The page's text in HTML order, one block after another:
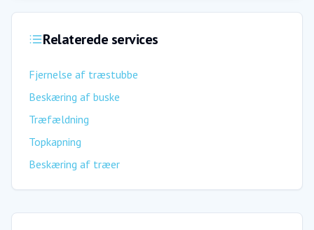
Relaterede services
Fjernelse af træstubbe
Beskæring af buske
Træfældning
Topkapning
Beskæring af træer